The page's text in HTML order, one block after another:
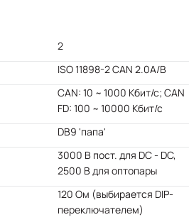
2
ISO 11898-2 CAN 2.0A/B
CAN: 10 ~ 1000 Кбит/с; CAN
FD: 100 ~ 10000 Кбит/с
DB9 'папа'
3000 В пост. для DC - DC,
2500 В для оптопары
120 Ом (выбирается DIP-
переключателем)